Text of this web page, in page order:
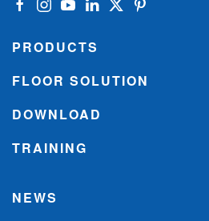
PRODUCTS
FLOOR SOLUTION
DOWNLOAD
TRAINING
NEWS